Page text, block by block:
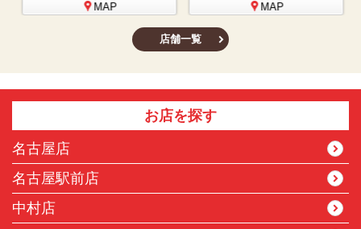
MAP
MAP
店舗一覧
お店を探す
名古屋店
名古屋駅前店
中村店